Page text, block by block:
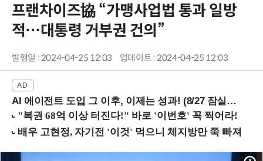
프랜차이즈協 “가맹사업법 통과 일방
적…대통령 거부권 건의”
발행일 : 2024-04-25 12:03 업데이트 : 2024-04-25 12:03
AI 에이전트 도입 그 이후, 이제는 성과! (8/27 잠실역)